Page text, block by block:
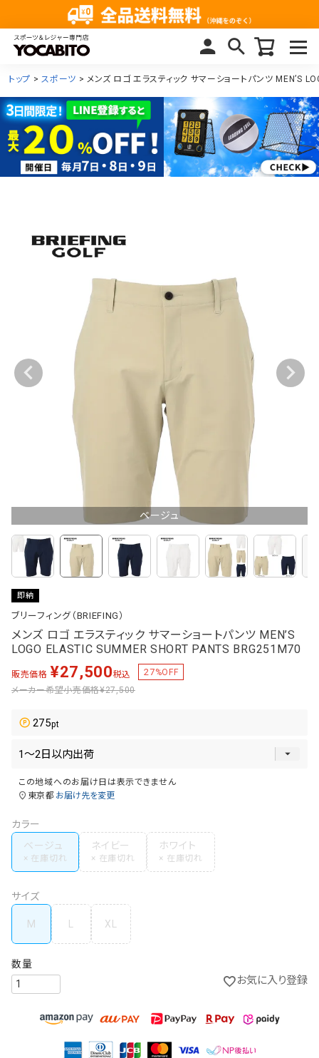
トップ スポーツ メンズ ロゴ エラスティック サマーショートパンツ MEN’S
ベージュ
即納
ブリーフィング（BRIEFING）
メンズ ロゴ エラスティック サマーショートパンツ MEN’S
LOGO ELASTIC SUMMER SHORT PANTS BRG251M70
販売価格 ¥27,500税込 27%OFF
メーカー希望小売価格¥27,500
275
この地域へのお届け日は表示できません
東京都 お届け先を変更
カラー
ベージュ
ネイビー ホワイト
サイズ
M XL
お気に入り登録